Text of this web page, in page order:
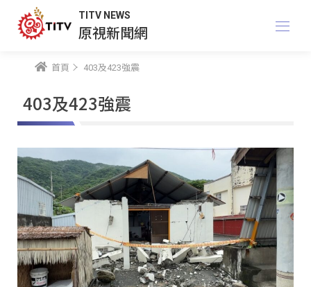
TITV NEWS
原視新聞網
首頁 403及423強震
403及423強震